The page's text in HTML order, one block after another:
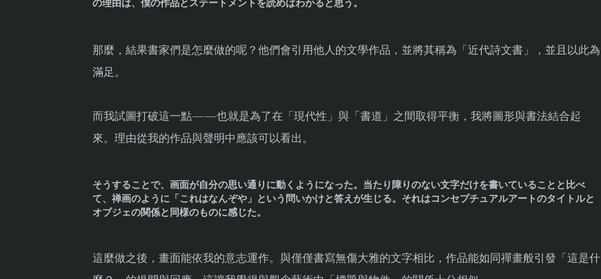
の理由は、僕の作品とステートメントを読めばわかると思う。
那麼，結果書家們是怎麼做的呢？他們會引用他人的文學作品，並將其稱為「近代詩文書」，並且以此為
滿足。
而我試圖打破這一點——也就是為了在「現代性」與「書道」之間取得平衡，我將圖形與書法結合起
來。理由從我的作品與聲明中應該可以看出。
そうすることで、画面が自分の思い通りに動くようになった。当たり障りのない文字だけを書いていることと比べ
て、禅画のように「これはなんぞや」という問いかけと答えが生じる。それはコンセプチュアルアートのタイトルと
オブジェの関係と同様のものに感じた。
這麼做之後，畫面能依我的意志運作。與僅僅書寫無傷大雅的文字相比，作品能如同禪畫般引發「這是什